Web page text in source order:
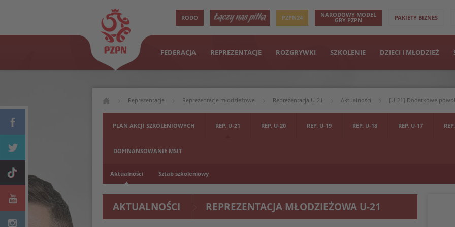
RODO PZPN24 NARODOWY MODEL
GRY PZPN PAKIETY BIZNES
FEDERACJA REPREZENTACJE ROZGRYWKI SZKOLENIE DZIECI I MŁODZIEŻ
Reprezentacje Reprezentacje młodzieżowe Reprezentacja U-21 Aktualności [U-21] Dodatkowe
PLAN AKCJI SZKOLENIOWYCH REP. U-21 REP. U-20 REP. U-19 REP. U-18 REP. U-17
DOFINANSOWANIE MSIT
Aktualności Sztab szkoleniowy
AKTUALNOŚCI REPREZENTACJA MŁODZIEŻOWA U-21